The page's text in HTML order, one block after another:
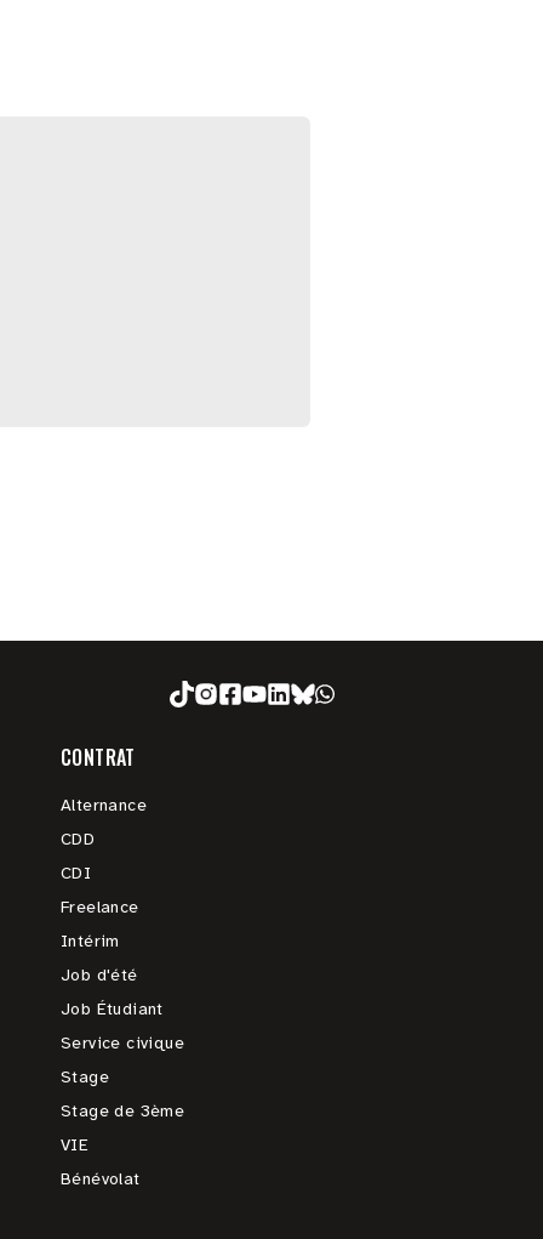
CONTRAT
Alternance
CDD
CDI
Freelance
Intérim
Job d'été
Job Étudiant
Service civique
Stage
Stage de 3ème
VIE
Bénévolat